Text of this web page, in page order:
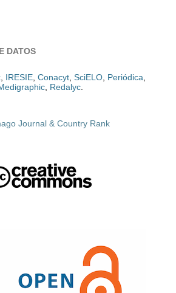
DATOS
, IRESIE, Conacyt, SciELO, Periódica,
, Redalyc.